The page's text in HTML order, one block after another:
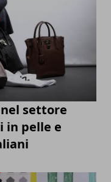
settore
in pelle e